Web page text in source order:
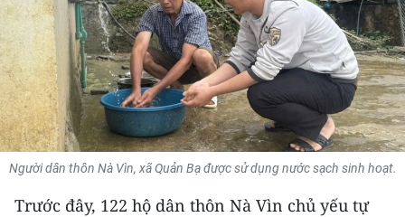
GIÁO DỤC
Y TẾ
KHOA HỌC - CÔNG NGHỆ
MÔI TRƯỜNG
BẠN ĐỌC
Người dân thôn Nà Vìn, xã Quản Bạ được sử dụng nước sạch sinh hoạt.
Trước đây, 122 hộ dân thôn Nà Vìn chủ yếu tự